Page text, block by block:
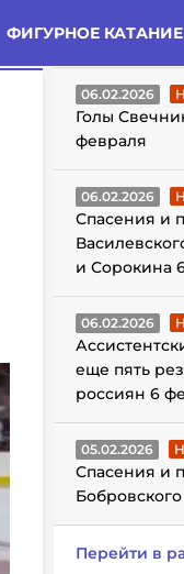
ФИГУРНОЕ КАТАНИЕ
ГОЛЫ С
06.02.2026
Голы
февраля
06.02.2026
Спасения и
и Сорокина
06.02.2026
еще пять
россиян 6
05.02.2026
Спасения и
Перейти в